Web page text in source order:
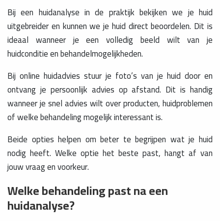
Bij een huidanalyse in de praktijk bekijken we je huid
uitgebreider en kunnen we je huid direct beoordelen. Dit is
ideaal wanneer je een volledig beeld wilt van je
huidconditie en behandelmogelijkheden.
Bij online huidadvies stuur je foto’s van je huid door en
ontvang je persoonlijk advies op afstand. Dit is handig
wanneer je snel advies wilt over producten, huidproblemen
of welke behandeling mogelijk interessant is.
Beide opties helpen om beter te begrijpen wat je huid
nodig heeft. Welke optie het beste past, hangt af van
jouw vraag en voorkeur.
Welke behandeling past na een
huidanalyse?